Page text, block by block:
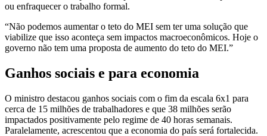
ou enfraquecer o trabalho formal.
“Não podemos aumentar o teto do MEI sem ter uma solução que
viabilize que isso aconteça sem impactos macroeconômicos. Hoje o
governo não tem uma proposta de aumento do teto do MEI.”
Ganhos sociais e para economia
O ministro destacou ganhos sociais com o fim da escala 6x1 para
cerca de 15 milhões de trabalhadores e que 38 milhões serão
impactados positivamente pelo regime de 40 horas semanais.
Paralelamente, acrescentou que a economia do país será fortalecida.